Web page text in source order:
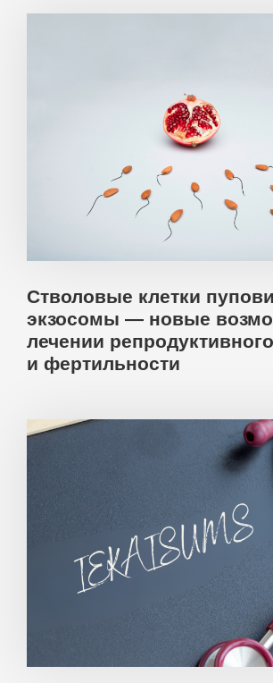
Стволовые клетки
экзосомы — новые
лечении
и фертильности